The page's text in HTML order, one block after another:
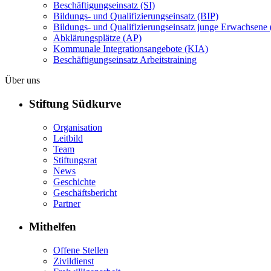
Beschäftigungseinsatz (SI)
Bildungs- und Qualifizierungseinsatz (BIP)
Bildungs- und Qualifizierungseinsatz junge Erwachsene
Abklärungsplätze (AP)
Kommunale Integrationsangebote (KIA)
Beschäftigungseinsatz Arbeitstraining
Über uns
Stiftung Südkurve
Organisation
Leitbild
Team
Stiftungsrat
News
Geschichte
Geschäftsbericht
Partner
Mithelfen
Offene Stellen
Zivildienst